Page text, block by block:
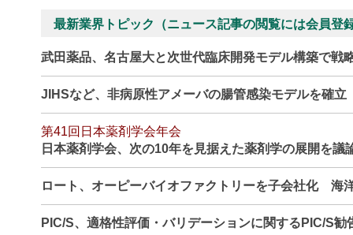
最新業界トピック（ニュース記事の閲覧には会員登
武田薬品、名古屋大と次世代臨床開発モデル構築で
JIHSなど、非病原性アメーバの腸管感染モデルを確
第41回日本薬剤学会年会
日本薬剤学会、次の10年を見据えた薬剤学の展開を議
ロート、オーピーバイオファクトリーを子会社化 海
PIC/S、適格性評価・バリデーションに関するPIC/S勧